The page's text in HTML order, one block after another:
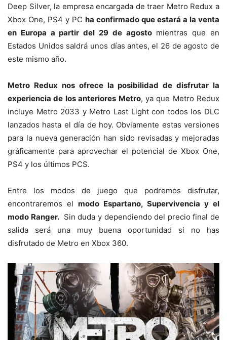
Deep Silver, la empresa encargada de traer Metro Redux a
Xbox One, PS4 y PC ha confirmado que estará a la venta
en Europa a partir del 29 de agostomientras que en
Estados Unidos saldrá unos días antes, el 26 de agosto de
este mismo año.
Metro Redux nos ofrece la posibilidad de disfrutar la
experiencia de los anteriores Metro, ya que Metro Redux
incluye Metro 2033 y Metro Last Light con todos los DLC
lanzados hasta el día de hoy. Obviamente estas versiones
para la nueva generación han sido revisadas y mejoradas
gráficamente para aprovechar el potencial de Xbox One,
PS4 y los últimos PCS.
Entre los modos de juego que podremos disfrutar,
encontraremos el modo Espartano, Supervivencia y el
modo Ranger.Sin duda y dependiendo del precio final de
salida será una muy buena oportunidad si no has
disfrutado de Metro en Xbox 360.